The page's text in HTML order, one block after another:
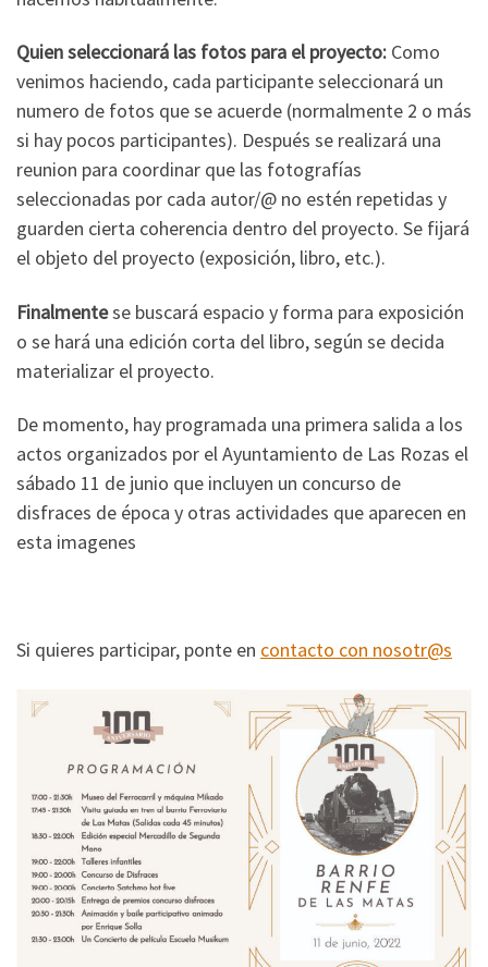
Quien seleccionará las fotos para el proyecto: Como
venimos haciendo, cada participante seleccionará un
numero de fotos que se acuerde (normalmente 2 o más
si hay pocos participantes). Después se realizará una
reunion para coordinar que las fotografías
seleccionadas por cada autor/@ no estén repetidas y
guarden cierta coherencia dentro del proyecto. Se fijará
el objeto del proyecto (exposición, libro, etc.).
Finalmentese buscará espacio y forma para exposición
o se hará una edición corta del libro, según se decida
materializar el proyecto.
De momento, hay programada una primera salida a los
actos organizados por el Ayuntamiento de Las Rozas el
sábado 11 de junio que incluyen un concurso de
disfraces de época y otras actividades que aparecen en
esta imagenes
Si quieres participar, ponte en contacto con nosotr@s